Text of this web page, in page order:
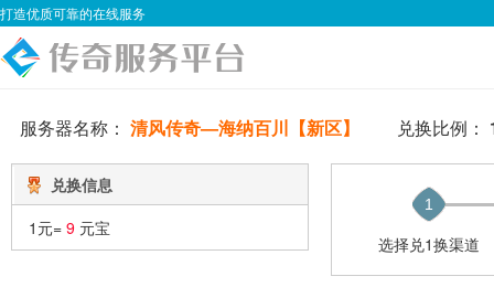
打造优质可靠的在线服务
服务器名称： 清风传奇—海纳百川【新区】 兑换比例：
兑换信息
1元= 9 元宝
1
选择兑1换渠道